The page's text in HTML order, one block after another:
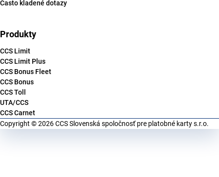
Často kladené dotazy
Produkty
CCS Limit
CCS Limit Plus
CCS Bonus Fleet
CCS Bonus
CCS Toll
UTA/CCS
CCS Carnet
Copyright © 2026 CCS Slovenská spoločnosť pre platobné karty s.r.o.